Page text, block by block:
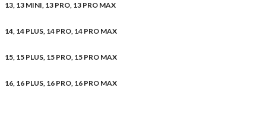
13, 13 MINI, 13 PRO, 13 PRO MAX
14, 14 PLUS, 14 PRO, 14 PRO MAX
15, 15 PLUS, 15 PRO, 15 PRO MAX
16, 16 PLUS, 16 PRO, 16 PRO MAX